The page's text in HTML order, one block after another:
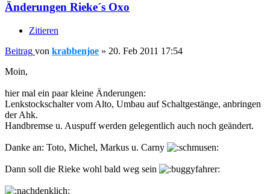
Änderungen Rieke´s Oxo
Zitieren
Beitrag von krabbenjoe » 20. Feb 2011 17:54
Moin,
hier mal ein paar kleine Änderungen:
Lenkstockschalter vom Alto, Umbau auf Schaltgestänge, anbringen
der Ahk.
Handbremse u. Auspuff werden gelegentlich auch noch geändert.
Danke an: Toto, Michel, Markus u. Carny
Dann soll die Rieke wohl bald weg sein